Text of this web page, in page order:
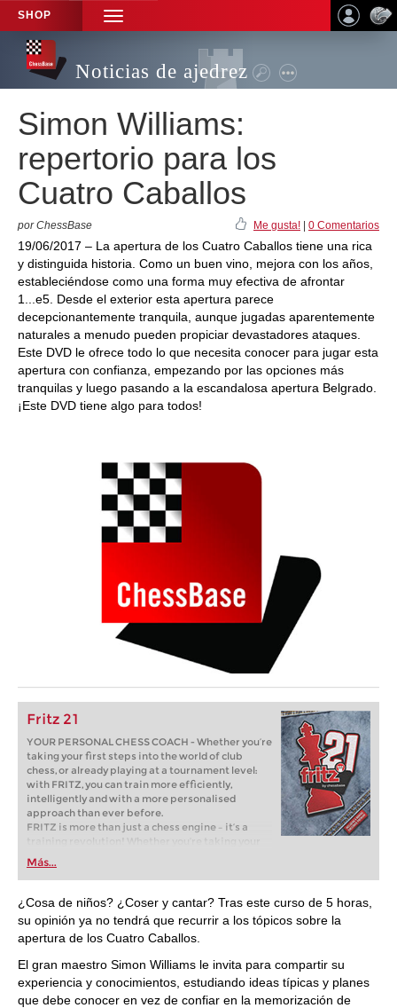
SHOP
TOGGLE
NAVIGATION
Noticias de ajedrez
Simon Williams:
repertorio para los
Cuatro Caballos
por ChessBase Me gusta! 0 Comentarios
19/06/2017 – La apertura de los Cuatro Caballos tiene una rica
y distinguida historia. Como un buen vino, mejora con los años,
estableciéndose como una forma muy efectiva de afrontar
1...e5. Desde el exterior esta apertura parece
decepcionantemente tranquila, aunque jugadas aparentemente
naturales a menudo pueden propiciar devastadores ataques.
Este DVD le ofrece todo lo que necesita conocer para jugar esta
apertura con confianza, empezando por las opciones más
tranquilas y luego pasando a la escandalosa apertura Belgrado.
¡Este DVD tiene algo para todos!
Fritz 21
YOUR PERSONAL CHESS COACH - Whether you’re
taking your first steps into the world of club
chess, or already playing at a tournament level:
with FRITZ, you can train more efficiently,
intelligently and with a more personalised
approach than ever before.
FRITZ is more than just a chess engine – it’s a
training revolution! Whether you’re taking your
first steps into the world of club chess, or already
playing at a tournament level: with FRITZ, you can
train more efficiently, intelligently and with a
more personalised approach than ever before.
Más...
¿Cosa de niños? ¿Coser y cantar? Tras este curso de 5 horas,
su opinión ya no tendrá que recurrir a los tópicos sobre la
apertura de los Cuatro Caballos.
El gran maestro Simon Williams le invita para compartir su
experiencia y conocimientos, estudiando ideas típicas y planes
que debe conocer en vez de confiar en la memorización de